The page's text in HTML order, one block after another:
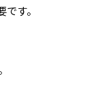
す。